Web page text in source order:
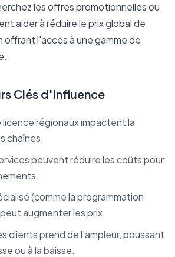
les offres promotionnelles ou
aider à réduire le prix global de
offrant l'accès à une gamme de
Clés d'Influence
licence régionaux impactent la
chaînes.
peuvent réduire les coûts pour
(comme la programmation
augmenter les prix.
clients prend de l'ampleur, poussant
ou à la baisse.